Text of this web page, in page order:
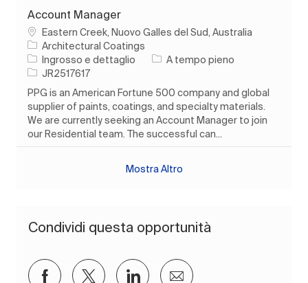
Account Manager
Ubicazione
Eastern Creek, Nuovo Galles del Sud, Australia
Architectural Coatings
Categoria
Ingrosso e dettaglio Tipo di lavoro
A tempo pieno
ID processo
JR2517617
PPG is an American Fortune 500 company and global
supplier of paints, coatings, and specialty materials.
We are currently seeking an Account Manager to join
our Residential team. The successful can...
Mostra Altro
Condividi questa opportunità
Condividi su Facebook
Condividi via twitter
Condividi tramite LinkedIn
Condividi via e-mail